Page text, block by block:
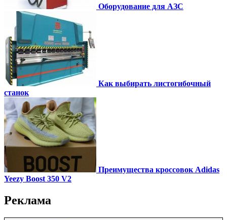
Оборудование для АЗС
Как выбирать листогибочный
станок
Преимущества кроссовок Adidas
Yeezy Boost 350 V2
Реклама